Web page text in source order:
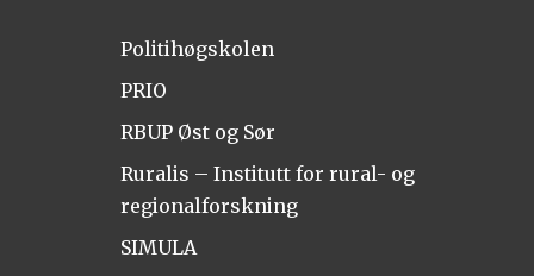
Politihøgskolen
PRIO
RBUP Øst og Sør
Ruralis – Institutt for rural- og
regionalforskning
SIMULA